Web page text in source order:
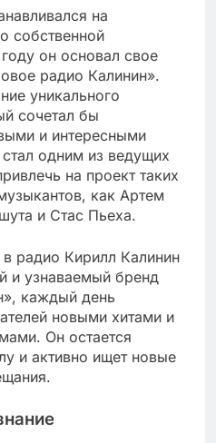
на
собственной
он основал свое
радио Калинин».
уникального
сочетал бы
и интересными
одним из ведущих
на проект таких
как Артем
и Стас Пьеха.
радио Кирилл Калинин
и узнаваемый бренд
каждый день
новыми хитами и
Он остается
и активно ищет новые